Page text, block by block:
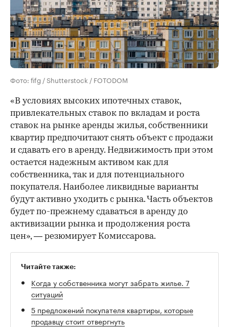
Фото: fifg / Shutterstock / FOTODOM
«В условиях высоких ипотечных ставок,
привлекательных ставок по вкладам и роста
ставок на рынке аренды жилья, собственники
квартир предпочитают снять объект с продажи
и сдавать его в аренду. Недвижимость при этом
остается надежным активом как для
собственника, так и для потенциального
покупателя. Наиболее ликвидные варианты
будут активно уходить с рынка. Часть объектов
будет по-прежнему сдаваться в аренду до
активизации рынка и продолжения роста
цен», — резюмирует Комиссарова.
Читайте также:
Когда у собственника могут забрать жилье. 7
ситуаций
5 предложений покупателя квартиры, которые
продавцу стоит отвергнуть